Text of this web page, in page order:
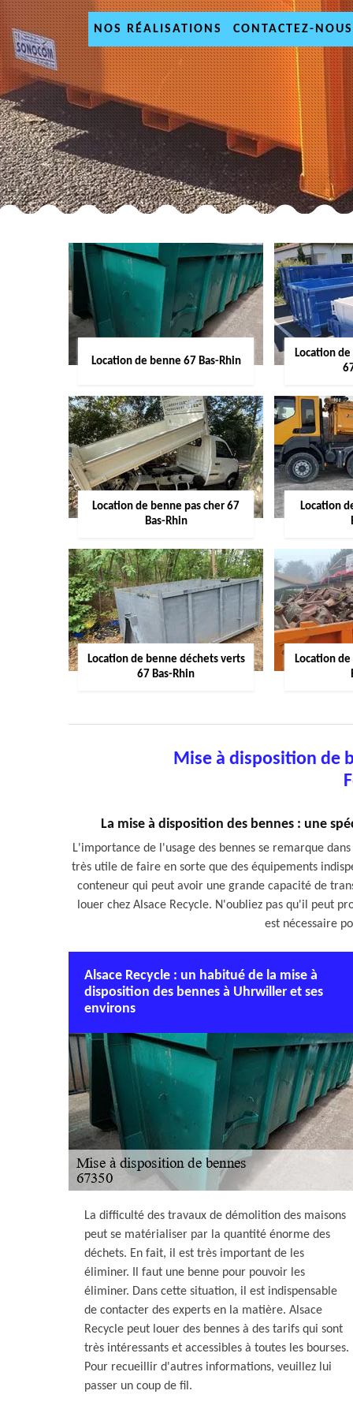
NOS RÉALISATIONS CONTACTEZ-
Location de benne 67 Bas-Rhin
Location
Location de benne pas cher 67
Bas-Rhin
Location
Location de benne déchets verts
67 Bas-Rhin
Location de
Mise à disposition de
La mise à disposition des bennes : une
L'importance de l'usage des bennes se remarque
très utile de faire en sorte que des équipements
conteneur qui peut avoir une grande capacité de
louer chez Alsace Recycle. N'oubliez pas qu'il peut
est nécessaire
Alsace Recycle : un habitué de la mise à
disposition des bennes à Uhrwiller et ses
environs
La difficulté des travaux de démolition des maisons
peut se matérialiser par la quantité énorme des
déchets. En fait, il est très important de les
éliminer. Il faut une benne pour pouvoir les
éliminer. Dans cette situation, il est indispensable
de contacter des experts en la matière. Alsace
Recycle peut louer des bennes à des tarifs qui sont
très intéressants et accessibles à toutes les bourses.
Pour recueillir d'autres informations, veuillez lui
passer un coup de fil.